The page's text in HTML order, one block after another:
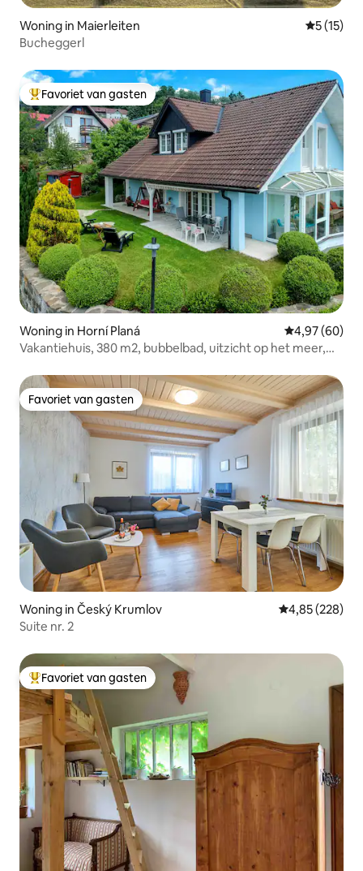
Woning in Maierleiten
5 (15)
Bucheggerl
Topfavoriet van gasten
Favoriet van gasten
Woning in Horní Planá Gemiddelde
4,97 (60)
Vakantiehuis, 380 m2, bubbelbad, uitzicht op het meer,
Favoriet van gasten
Favoriet van gasten
Woning in Český Krumlov Gemiddelde
4,85 (228)
Suite nr. 2
Topfavoriet van gasten
Favoriet van gasten